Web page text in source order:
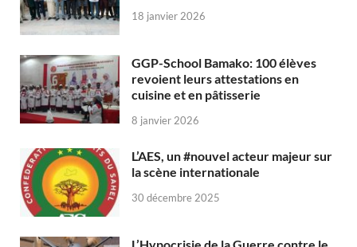
18 janvier 2026
GGP-School Bamako: 100 élèves
revoient leurs attestations en
cuisine et en pâtisserie
8 janvier 2026
L’AES, un #nouvel acteur majeur sur
la scène internationale
30 décembre 2025